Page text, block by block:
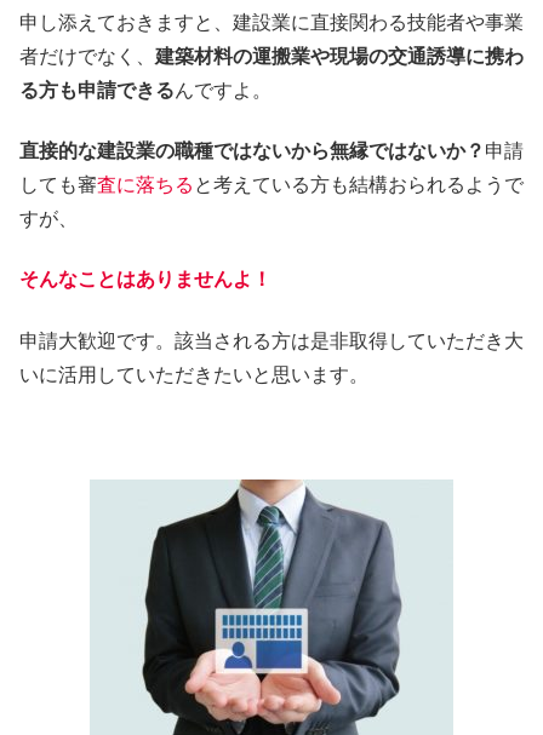
申し添えておきますと、建設業に直接関わる技能者や事業
者だけでなく、 建築材料の運搬業や現場の交通誘導に携わ
る方も申請できるんですよ。
直接的な建設業の職種ではないから無縁ではないか？ 申請
しても審査に落ちる と考えている方も結構おられるようで
すが、
そんなことはありませんよ！
申請大歓迎です。該当される方は是非取得していただき大
いに活用していただきたいと思います。